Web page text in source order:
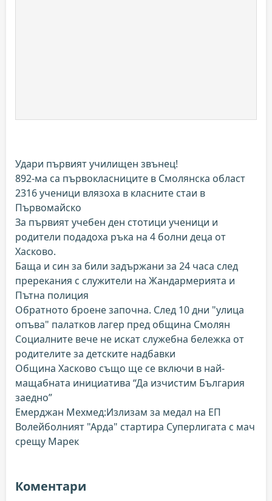
Удари първият училищен звънец!
892-ма са първокласниците в Смолянска област
2316 ученици влязоха в класните стаи в
Първомайско
За първият учебен ден стотици ученици и
родители подадоха ръка на 4 болни деца от
Хасково.
Баща и син за били задържани за 24 часа след
пререкания с служители на Жандармерията и
Пътна полиция
Обратното броене започна. След 10 дни "улица
опъва" палатков лагер пред община Смолян
Социалните вече не искат служебна бележка от
родителите за детските надбавки
Община Хасково също ще се включи в най-
мащабната инициатива “Да изчистим България
заедно”
Емерджан Мехмед:Излизам за медал на ЕП
Волейболният "Арда" стартира Суперлигата с мач
срещу Марек
Коментари